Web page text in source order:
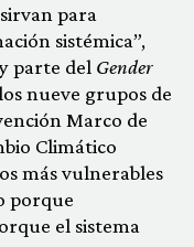
para
sistémica”,
parte del Gender
nueve grupos de
Marco de
Climático
más vulnerables
porque
el sistema